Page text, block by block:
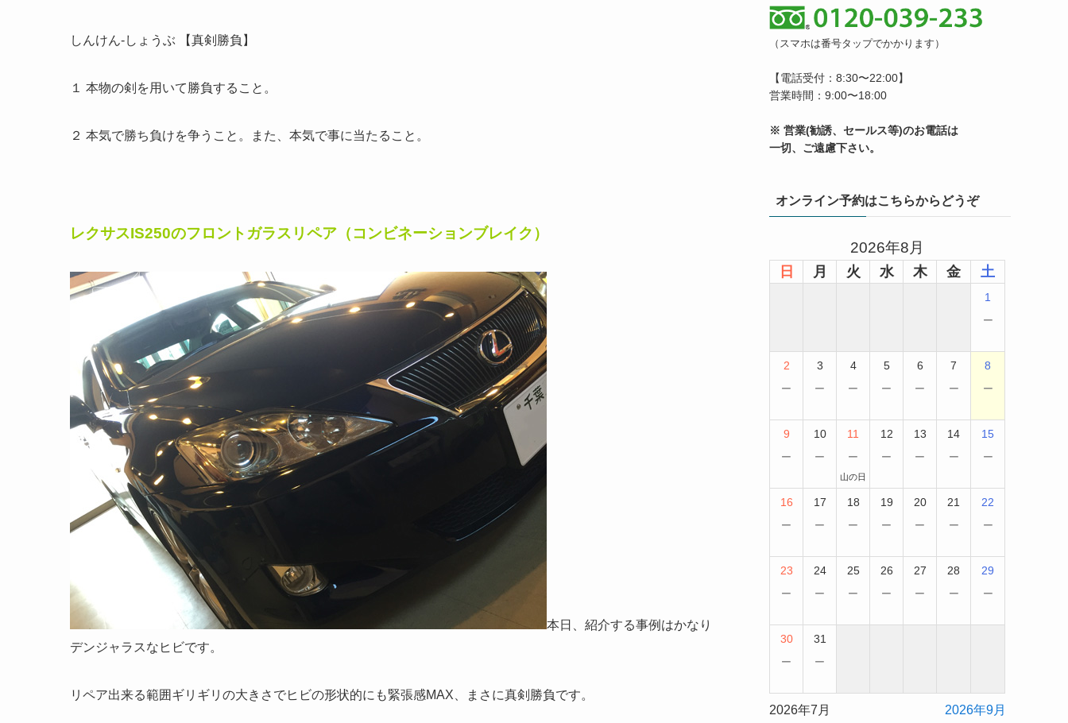
しんけん‐しょうぶ 【真剣勝負】
１ 本物の剣を用いて勝負すること。
２ 本気で勝ち負けを争うこと。また、本気で事に当たること。
レクサスIS250のフロントガラスリペア（コンビネーションブレイク）
本日、紹介する事例はかなり
デンジャラスなヒビです。
リペア出来る範囲ギリギリの大きさでヒビの形状的にも緊張感MAX、まさに真剣勝負です。
（スマホは番号タップでかかります）
【電話受付：8:30〜22:00】
営業時間：9:00〜18:00
※ 営業(勧誘、セールス等)のお電話は
一切、ご遠慮下さい。
オンライン予約はこちらからどうぞ
2026年8月
日 月 火 水 木 金 土
1
−
2
−
3
−
4
−
5
−
6
−
7
−
8
−
9
−
10
−
11
−
山の日
12
−
13
−
14
−
15
−
16
−
17
−
18
−
19
−
20
−
21
−
22
−
23
−
24
−
25
−
26
−
27
−
28
−
29
−
30
−
31
−
2026年7月 2026年9月